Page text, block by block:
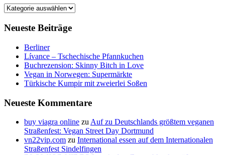
Kategorien
Neueste Beiträge
Berliner
Lívance – Tschechische Pfannkuchen
Buchrezension: Skinny Bitch in Love
Vegan in Norwegen: Supermärkte
Türkische Kumpir mit zweierlei Soßen
Neueste Kommentare
buy viagra online zu Auf zu Deutschlands größtem veganen
Straßenfest: Vegan Street Day Dortmund
vn22vip.com zu International essen auf dem Internationalen
Straßenfest Sindelfingen